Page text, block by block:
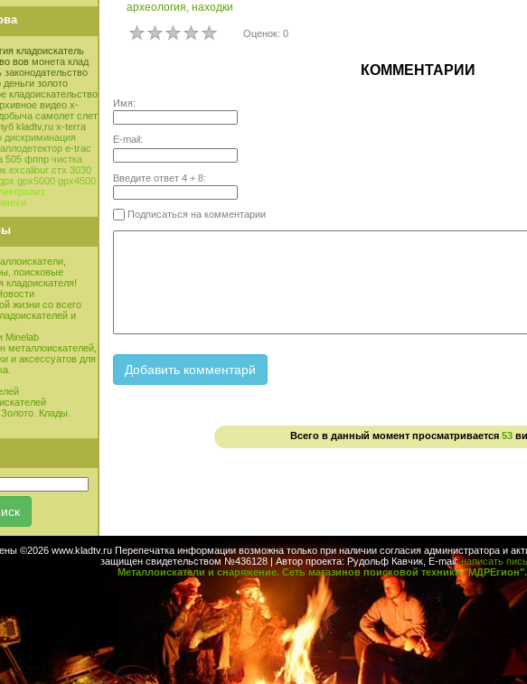
кладоискатель
вов монета клад
законодательство
деньги золото
кладоискательство
видео x-
самолет слет
kladtv,ru x-terra
дискриминация
e-trac
505 фппр чистка
excalibur стх 3030
gpx5000 gpx4500
поисковые
кладоискателя!
жизни со всего
и
Minelab
металлоискателей,
и аксессуатов для
Клады.
археология, находки
Оценок: 0
КОММЕНТАРИИ
Имя:
E-mail:
Введите ответ 4+ 8:
Подписаться на комментарии
Всего в данный момент просматривается 53
©2026 www.kladtv.ru Перепечатка информации возможна только при наличии согласия администратора и
защищен свидетельством №436128 | Автор проекта: Рудольф Кавчик, E-mail:написать
Металлоискатели и снаряжение. Сеть магазинов поисковой техники "МДРЕгион".